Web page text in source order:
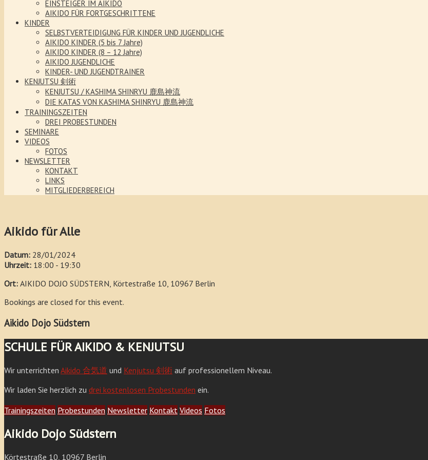
EINSTEIGER IM AIKIDO
AIKIDO FÜR FORTGESCHRITTENE
KINDER
SELBSTVERTEIDIGUNG FÜR KINDER UND JUGENDLICHE
AIKIDO KINDER (5 bis 7 Jahre)
AIKIDO KINDER (8 – 12 Jahre)
AIKIDO JUGENDLICHE
KINDER- UND JUGENDTRAINER
KENJUTSU 剣術
KENJUTSU / KASHIMA SHINRYU 鹿島神流
DIE KATAS VON KASHIMA SHINRYU 鹿島神流
TRAININGSZEITEN
DREI PROBESTUNDEN
SEMINARE
VIDEOS
FOTOS
NEWSLETTER
KONTAKT
LINKS
MITGLIEDERBEREICH
Aikido für Alle
Datum: 28/01/2024
Uhrzeit: 18:00 - 19:30
Ort: AIKIDO DOJO SÜDSTERN, Körtestraße 10, 10967 Berlin
Bookings are closed for this event.
Aikido Dojo Südstern
SCHULE FÜR AIKIDO & KENJUTSU
Wir unterrichten Aikido 合気道 und Kenjutsu 剣術 auf professionellem Niveau.
Wir laden Sie herzlich zu drei kostenlosen Probestunden ein.
Trainingszeiten Probestunden Newsletter Kontakt Videos Fotos
Aikido Dojo Südstern
Körtestraße 10, 10967 Berlin